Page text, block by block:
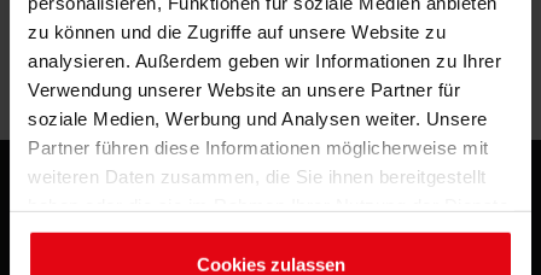
zu können und die Zugriffe auf unsere Website zu
analysieren. Außerdem geben wir Informationen zu Ihrer
Verwendung unserer Website an unsere Partner für
soziale Medien, Werbung und Analysen weiter. Unsere
Partner führen diese Informationen möglicherweise mit
weiteren Daten zusammen, die Sie ihnen bereitgestellt
gesammelt haben. Sie geben Einwilligung zu unseren
Cookies, wenn Sie unsere Webseite weiterhin nutzen.
Cookies zulassen
Zurück zuHomepage
Zurück zu Vorherige Seite
KontaktierenSie Swiss Sense
Kontakt
Cookie Richtlinie